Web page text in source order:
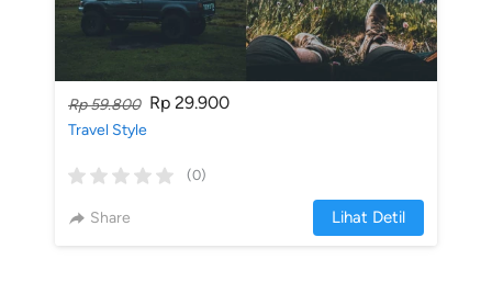
Rp 59.800 Rp 29.900
Travel Style
(0)
Share `Lihat Detil